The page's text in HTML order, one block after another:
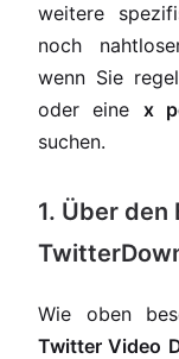
weitere
noch
wenn Sie
oder eine x
suchen.
1. Über
Wie oben
Twitter Video